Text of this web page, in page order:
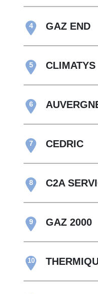
4 GAZ END
5 CLIMATYS
6
7 CEDRIC
8 C2A
9 GAZ 2000
10